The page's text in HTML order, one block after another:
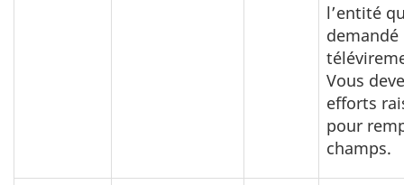
l’entité
demandé
Vous
efforts
pour
champs.